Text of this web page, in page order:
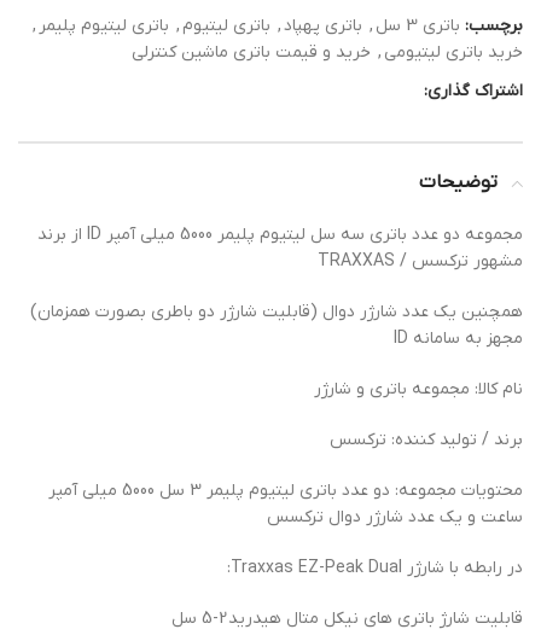
برچسب: باتری 3 سل , باتری پهپاد, باتری لیتیوم , باتری لیتیوم پلیمر ,
خرید باتری لیتیومی , خرید و قیمت باتری ماشین کنترلی
اشتراک گذاری:
توضیحات
مجموعه دو عدد باتری سه سل لیتیوم پلیمر 5000 میلی آمپر ID از برند
مشهور ترکسس / TRAXXAS
همچنین یک عدد شارژر دوال (قابلیت شارژر دو باطری بصورت همزمان)
مجهز به سامانه ID
نام کالا: مجموعه باتری و شارژر
برند / تولید کننده: ترکسس
محتویات مجموعه: دو عدد باتری لیتیوم پلیمر 3 سل 5000 میلی آمپر
ساعت و یک عدد شارژر دوال ترکسس
در رابطه با شارژر Traxxas EZ-Peak Dual:
قابلیت شارژ باتری های نیکل متال هیدرید 2-5 سل